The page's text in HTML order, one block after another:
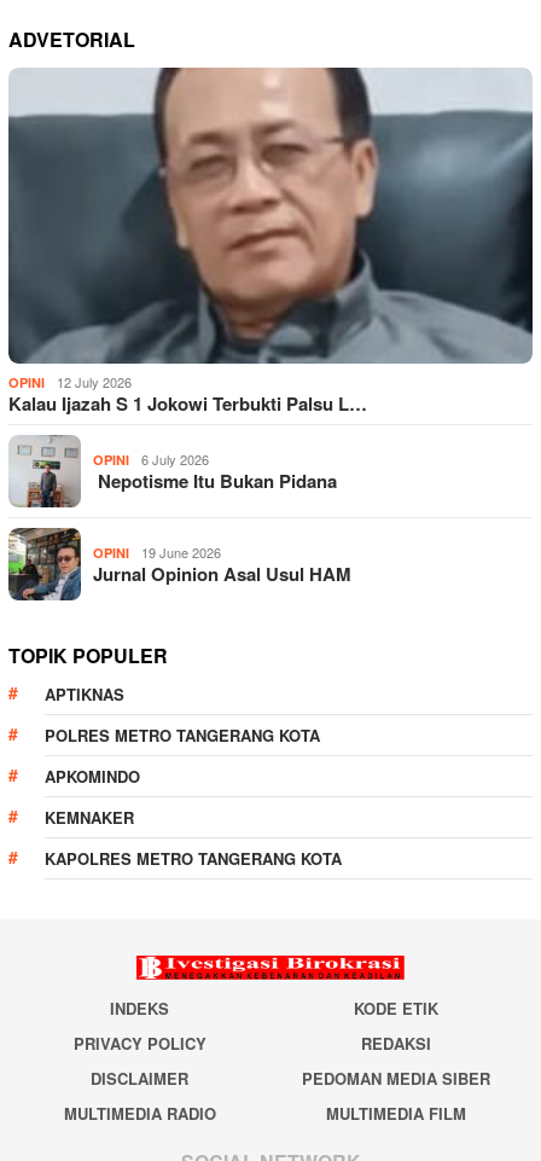
ADVETORIAL
OPINI 12 July 2026
Kalau Ijazah S 1 Jokowi Terbukti Palsu L…
OPINI 6 July 2026
Nepotisme Itu Bukan Pidana
OPINI 19 June 2026
Jurnal Opinion Asal Usul HAM
TOPIK POPULER
APTIKNAS
POLRES METRO TANGERANG KOTA
APKOMINDO
KEMNAKER
KAPOLRES METRO TANGERANG KOTA
INDEKS
KODE ETIK
PRIVACY POLICY
REDAKSI
DISCLAIMER
PEDOMAN MEDIA SIBER
MULTIMEDIA RADIO
MULTIMEDIA FILM